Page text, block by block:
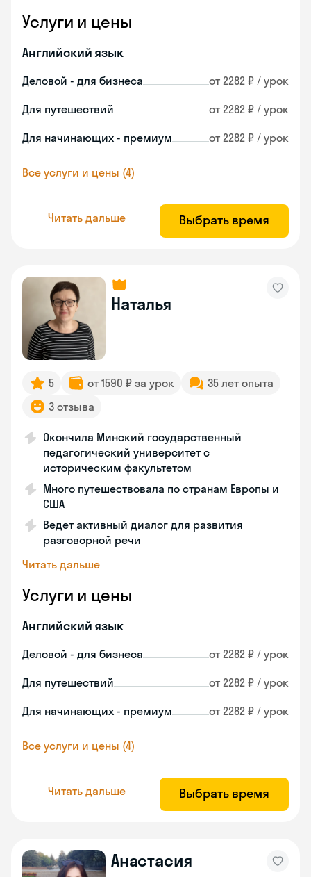
Услуги и цены
Английский язык
Деловой - для бизнеса от 2282 ₽ / урок
Для путешествий от 2282 ₽ / урок
Для начинающих - премиум от 2282 ₽ / урок
Все услуги и цены (4)
Читать дальше Выбрать время
Наталья
5 от 1590 ₽ за урок
35 лет опыта
3 отзыва
Окончила Минский государственный
педагогический университет с
историческим факультетом
Много путешествовала по странам Европы и
США
Ведет активный диалог для развития
разговорной речи
Читать дальше
Услуги и цены
Английский язык
Деловой - для бизнеса от 2282 ₽ / урок
Для путешествий от 2282 ₽ / урок
Для начинающих - премиум от 2282 ₽ / урок
Все услуги и цены (4)
Читать дальше Выбрать время
Анастасия